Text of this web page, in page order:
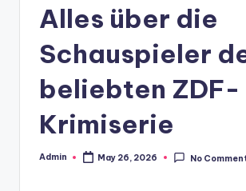
Alles über die
Schauspieler
beliebten ZDF-
Krimiserie
Posted
Admin May 26, 2026 No